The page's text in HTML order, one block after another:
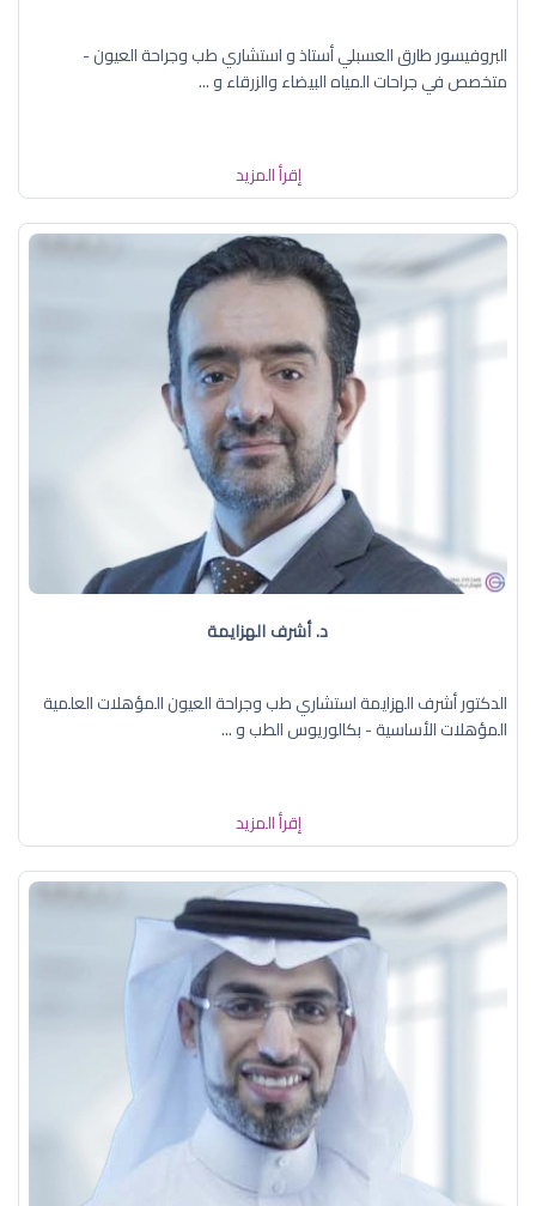
البروفيسور طارق العسبلي أستاذ و استشاري طب وجراحة العيون -
متخصص في جراحات المياه البيضاء والزرقاء و ...
إقرأ المزيد
د. أشرف الهزايمة
الدكتور أشرف الهزايمة استشاري طب وجراحة العيون المؤهلات العلمية
المؤهلات الأساسية - بكالوريوس الطب و ...
إقرأ المزيد